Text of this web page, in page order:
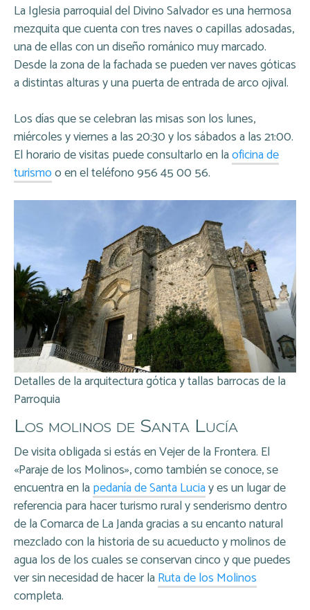
La Iglesia parroquial del Divino Salvador es una hermosa
mezquita que cuenta con tres naves o capillas adosadas,
una de ellas con un diseño románico muy marcado.
Desde la zona de la fachada se pueden ver naves góticas
a distintas alturas y una puerta de entrada de arco ojival.
Los días que se celebran las misas son los lunes,
miércoles y viernes a las 20:30 y los sábados a las 21:00.
El horario de visitas puede consultarlo en laoficina de
turismoo en el teléfono 956 45 00 56.
Detalles de la arquitectura gótica y tallas barrocas de la
Parroquia
Los molinos de Santa Lucía
De visita obligada si estás en Vejer de la Frontera. El
«Paraje de los Molinos», como también se conoce, se
encuentra en lapedanía de Santa Luciay es un lugar de
referencia para hacer turismo rural y senderismo dentro
de la Comarca de La Janda gracias a su encanto natural
mezclado con la historia de su acueducto y molinos de
agua los de los cuales se conservan cinco y que puedes
ver sin necesidad de hacer laRuta de los Molinos
completa.